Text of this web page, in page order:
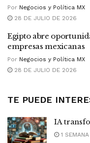
Por Negocios y Política MX
28 DE JULIO DE 2026
Egipto abre
empresas mexicanas
Por Negocios y Política MX
28 DE JULIO DE 2026
TE PUEDE
IA
1 SEMANA